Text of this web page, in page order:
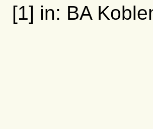
[1] in: BA